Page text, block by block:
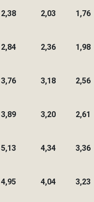
2,38 2,03 1,76
2,84 2,36 1,98
3,76 3,18 2,56
3,89 3,20 2,61
5,13 4,34 3,36
4,95 4,04 3,23